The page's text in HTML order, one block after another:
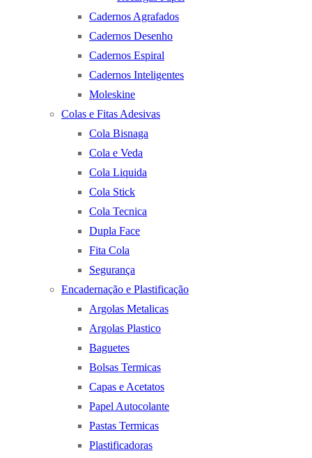
Cadernos Agrafados
Cadernos Desenho
Cadernos Espiral
Cadernos Inteligentes
Moleskine
Colas e Fitas Adesivas
Cola Bisnaga
Cola e Veda
Cola Liquida
Cola Stick
Cola Tecnica
Dupla Face
Fita Cola
Segurança
Encadernação e Plastificação
Argolas Metalicas
Argolas Plastico
Baguetes
Bolsas Termicas
Capas e Acetatos
Papel Autocolante
Pastas Termicas
Plastificadoras